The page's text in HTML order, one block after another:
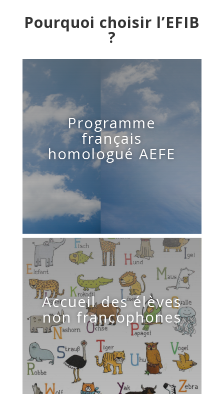
Pourquoi choisir l’EFIB
?
Programme
français
homologué AEFE
Accueil des élèves
non francophones